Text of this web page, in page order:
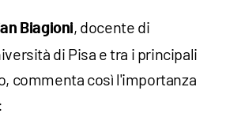
Biagioni, docente di
di Pisa e tra i principali
commenta così l'importanza